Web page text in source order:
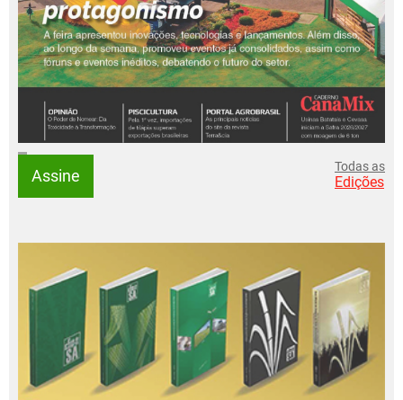
Assine Todas as
Edições